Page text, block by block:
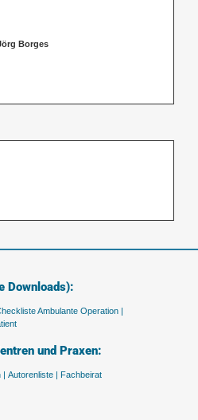
Borges
Downloads):
Ambulante Operation |
und Praxen:
Autorenliste | Fachbeirat